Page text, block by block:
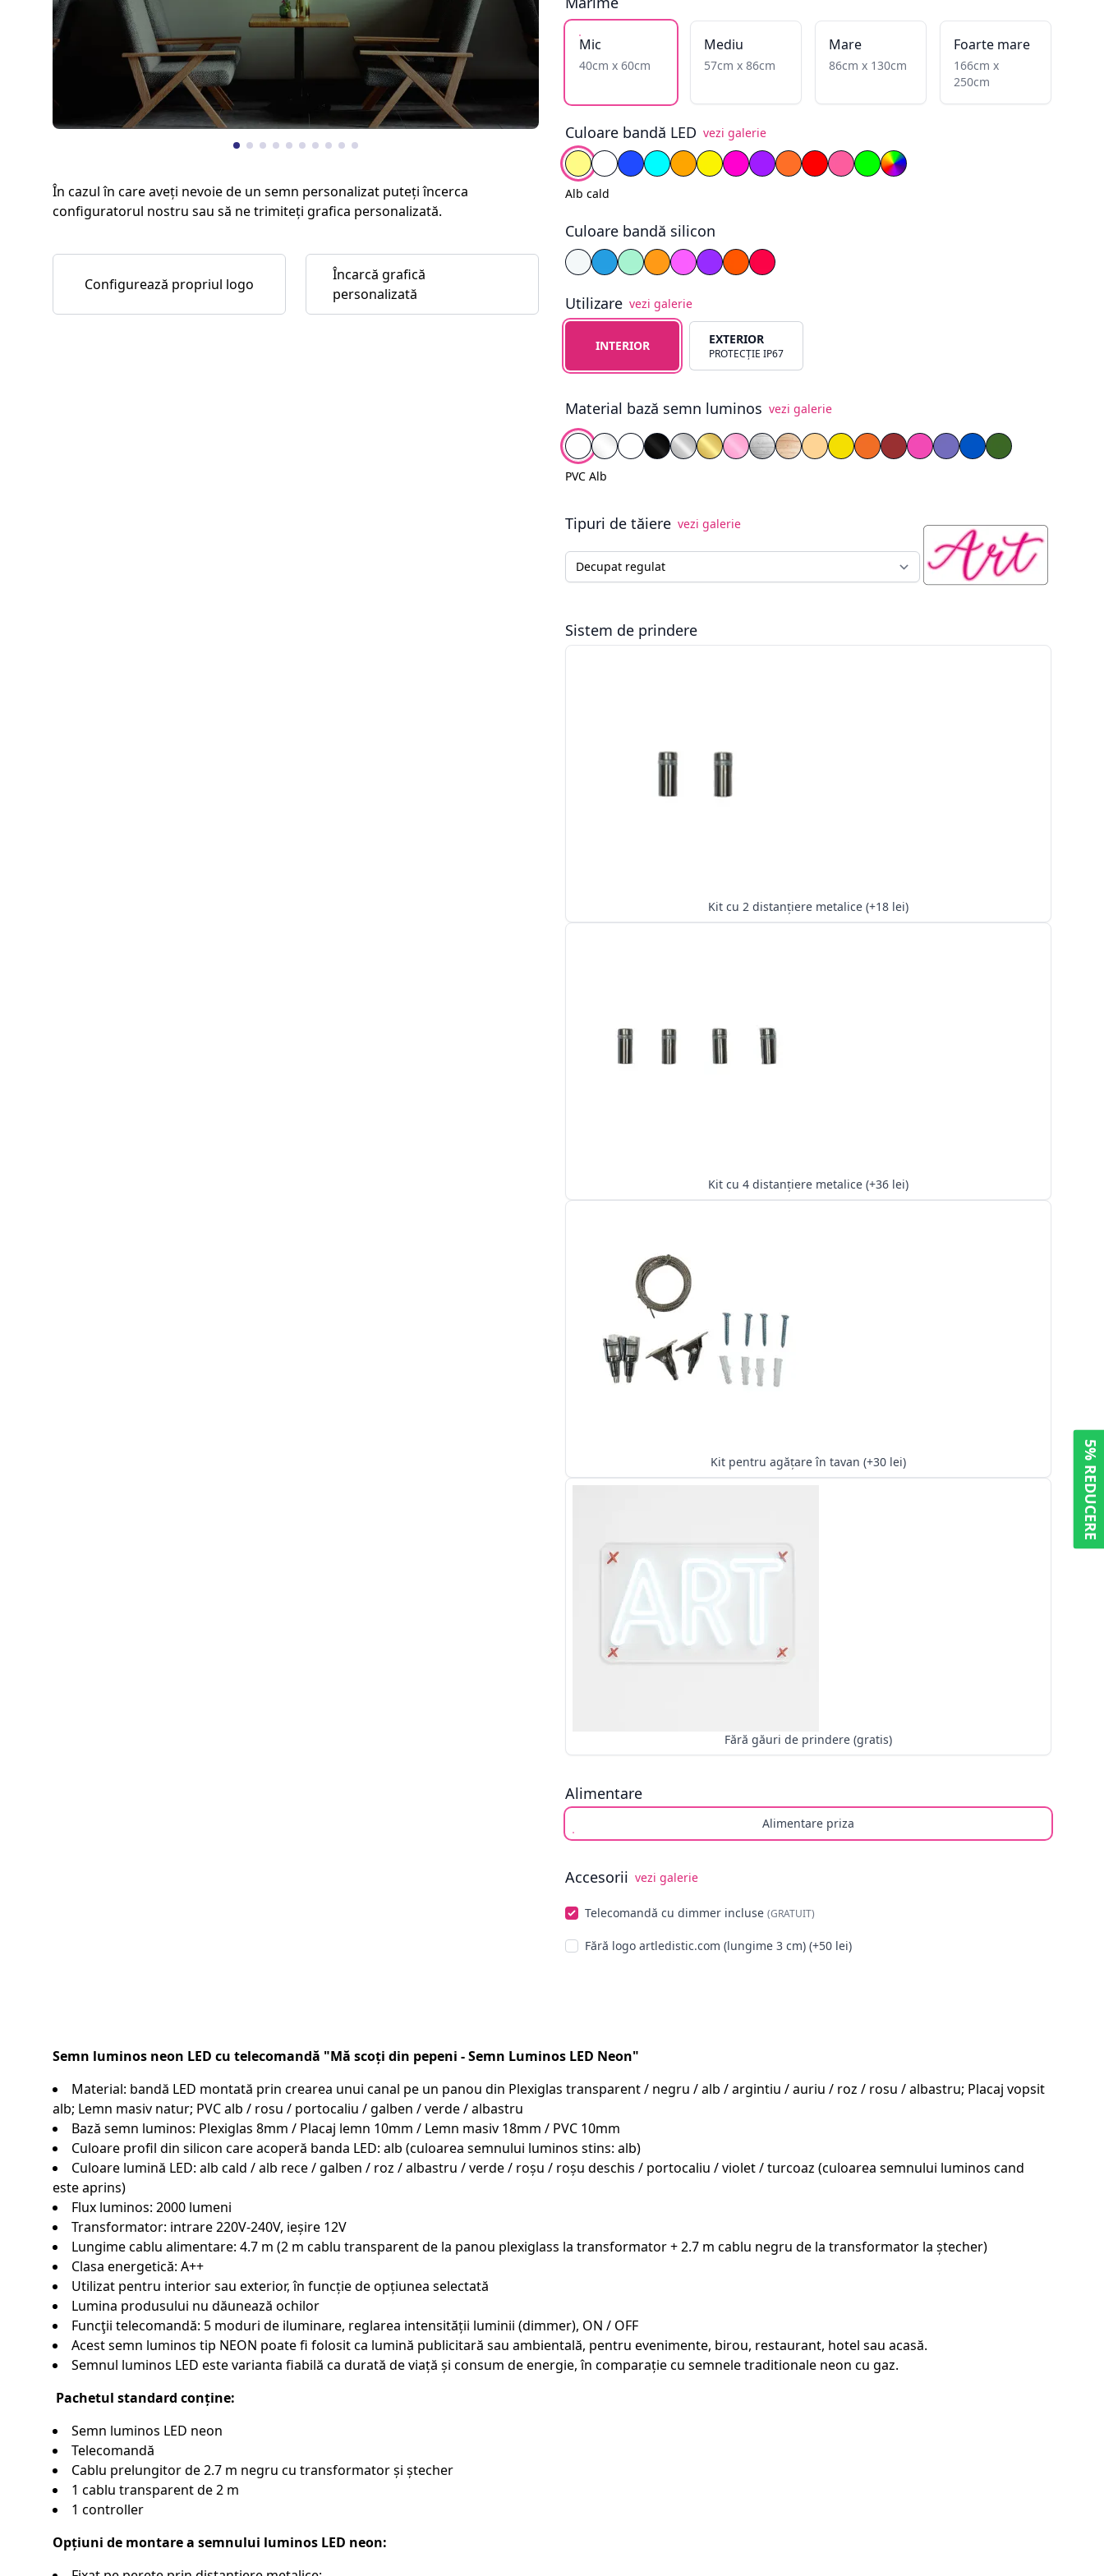
În cazul în care aveți nevoie de un semn personalizat puteți încerca
configuratorul nostru sau să ne trimiteți grafica personalizată.
Configurează propriul logo
Încarcă grafică
personalizată
Mic
40cm x 60cm
Mediu
57cm x 86cm
Mare
86cm x 130cm
Foarte mare
166cm x
250cm
Culoare bandă LED vezi galerie
Alege culoare
Alb caldAlb receAlbastru
Cyan Galben înflăcărat
Galben lemon
Magenta
Mov Portocaliu
Roșu Roz deschis
Verde
RGB
Alb cald
Culoare bandă silicon
Alege culoare silicon
Alb Albastru
Cyan GalbenMagenta
Mov Portocaliu
Roșu
Utilizare vezi galerie
Alege tipul de utilizare
INTERIOR EXTERIOR
PROTECȚIE IP67
Material bază semn luminos vezi galerie
Alege fundal
PVC AlbPlexiglas Transparent
Plexiglas Alb
Plexiglas Negru
Plexiglas Oglindă Argintiu
Plexiglas Oglindă Auriu
Plexiglas Oglindă Roz
Placaj Vopsit Alb
Lemn Natur
PVC Galben pal
PVC Galben
PVC Portocaliu
PVC RoșuPVC RozPVC MovPVC Albastru
PVC Verde
PVC Alb
Tipuri de tăiere vezi galerie
Tip tăiere semn luminos
Sistem de prindere
Kit cu 2 distanțiere metalice (+18 lei)
Kit cu 4 distanțiere metalice (+36 lei)
Kit pentru agățare în tavan (+30 lei)
Fără găuri de prindere (gratis)
Alimentare
Alimentare priza
Accesorii vezi galerie
Telecomandă cu dimmer incluse (GRATUIT)
Fără logo artledistic.com (lungime 3 cm) (+50 lei)
Semn luminos neon LED cu telecomandă "Mă scoți din pepeni - Semn Luminos LED Neon"
Material: bandă LED montată prin crearea unui canal pe un panou din Plexiglas transparent / negru / alb / argintiu / auriu / roz / rosu / albastru; Placaj vopsit
alb; Lemn masiv natur; PVC alb / rosu / portocaliu / galben / verde / albastru
Bază semn luminos: Plexiglas 8mm / Placaj lemn 10mm / Lemn masiv 18mm / PVC 10mm
Culoare profil din silicon care acoperă banda LED: alb (culoarea semnului luminos stins: alb)
Culoare lumină LED: alb cald / alb rece / galben / roz / albastru / verde / roșu / roșu deschis / portocaliu / violet / turcoaz (culoarea semnului luminos cand
este aprins)
Flux luminos: 2000 lumeni
Transformator: intrare 220V-240V, ieșire 12V
Lungime cablu alimentare: 4.7 m (2 m cablu transparent de la panou plexiglass la transformator + 2.7 m cablu negru de la transformator la ștecher)
Clasa energetică: A++
Utilizat pentru interior sau exterior, în funcție de opțiunea selectată
Lumina produsului nu dăunează ochilor
Funcţii telecomandă: 5 moduri de iluminare, reglarea intensității luminii (dimmer), ON / OFF
Acest semn luminos tip NEON poate fi folosit ca lumină publicitară sau ambientală, pentru evenimente, birou, restaurant, hotel sau acasă.
Semnul luminos LED este varianta fiabilă ca durată de viață și consum de energie, în comparație cu semnele traditionale neon cu gaz.
Pachetul standard conține:
Semn luminos LED neon
Telecomandă
Cablu prelungitor de 2.7 m negru cu transformator și ștecher
1 cablu transparent de 2 m
1 controller
Opțiuni de montare a semnului luminos LED neon:
5% REDUCERE